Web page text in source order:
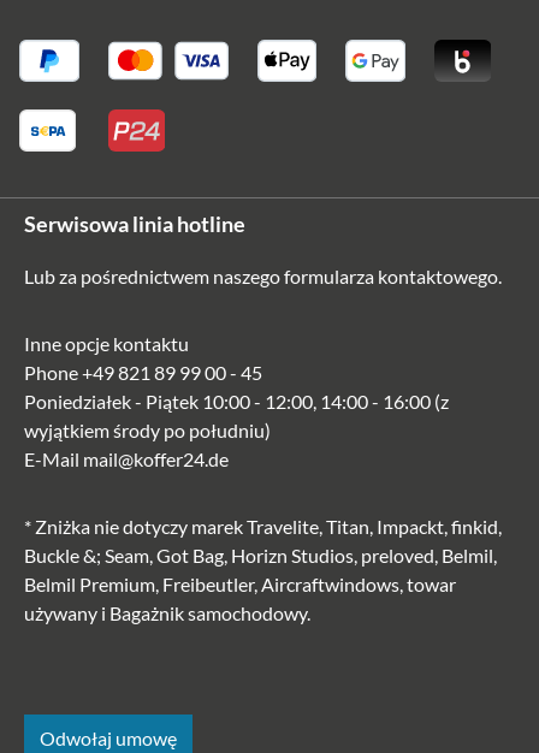
Serwisowa linia hotline
Lub za pośrednictwem naszegoformularza kontaktowego
Inne opcje kontaktu
Phone+49 821 89 99 00 - 45
Poniedziałek - Piątek 10:00 - 12:00, 14:00 - 16:00 (z
wyjątkiem środy po południu)
E-Mail mail@koffer24.de
* Zniżka nie dotyczy marek Travelite, Titan, Impackt, finkid,
Buckle &; Seam, Got Bag, Horizn Studios, preloved, Belmil,
Belmil Premium, Freibeutler, Aircraftwindows, towar
używany i Bagażnik samochodowy.
Odwołaj umowę